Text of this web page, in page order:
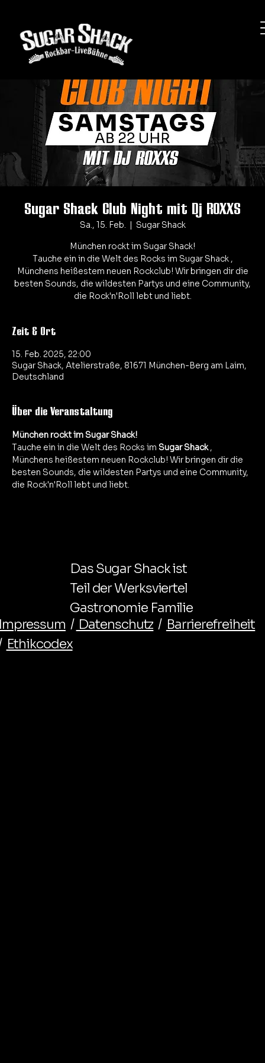
Sugar Shack Club Night mit Dj ROXXS
Sa., 15. Feb.
Sugar Shack
München rockt im Sugar Shack!
Tauche ein in die Welt des Rocks im Sugar Shack ,
Münchens heißestem neuen Rockclub! Wir bringen dir die
besten Sounds, die wildesten Partys und eine Community,
Zeit & Ort
15. Feb. 2025, 22:00
Sugar Shack, Atelierstraße, 81671 München-Berg am Laim,
Deutschland
Über die Veranstaltung
München rockt im Sugar Shack!
Tauche ein in die Welt des Rocks im Sugar Shack ,
Münchens heißestem neuen Rockclub! Wir bringen dir die
besten Sounds, die wildesten Partys und eine Community,
die Rock'n'Roll lebt und liebt.
Das Sugar Shack ist
Teil der Werksviertel
Gastronomie Familie
/ Datenschutz / Barrierefreiheit
Ethikcodex